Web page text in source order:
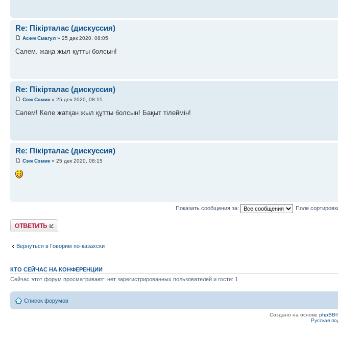
Re: Пікірталас (дискуссия)
Асем Смагул » 25 дек 2020, 08:05
Салем. жаңа жыл құтты болсын!
Re: Пікірталас (дискуссия)
Сэм Сэмик » 25 дек 2020, 08:15
Сәлем! Келе жатқан жыл құтты болсын! Бақыт тілеймін!
Re: Пікірталас (дискуссия)
Сэм Сэмик » 25 дек 2020, 08:15
Показать сообщения за: Поле
Ответить
Вернуться в Говорим по-казахски
КТО СЕЙЧАС НА КОНФЕРЕНЦИИ
Сейчас этот форум просматривают: нет зарегистрированных пользователей и гости: 1
Список форумов
Создано на основе phpBB
Русская